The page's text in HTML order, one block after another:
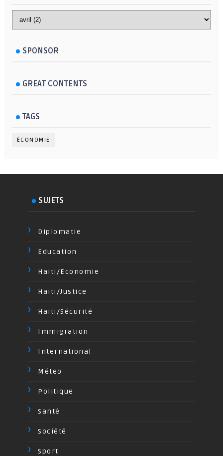
SPONSOR
GREAT CONTENTS
TAGS
ÉCONOMIE
SUJETS
Diplomatie
Education
Haiti/Economie
Haiti/Justice
Haiti/Sécurité
Immigration
International
Méteo
Politique
Santé
Société
Sport